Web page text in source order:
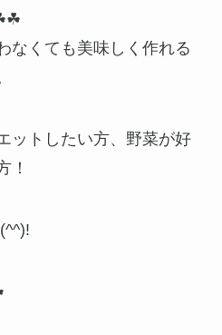
なくても美味しく作れる
ットしたい方、野菜が好
！